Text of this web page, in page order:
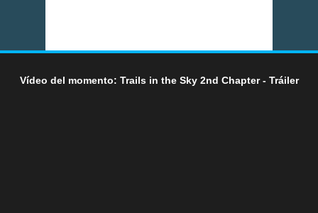
Vídeo del momento: Trails in the Sky 2nd Chapter - Tráiler